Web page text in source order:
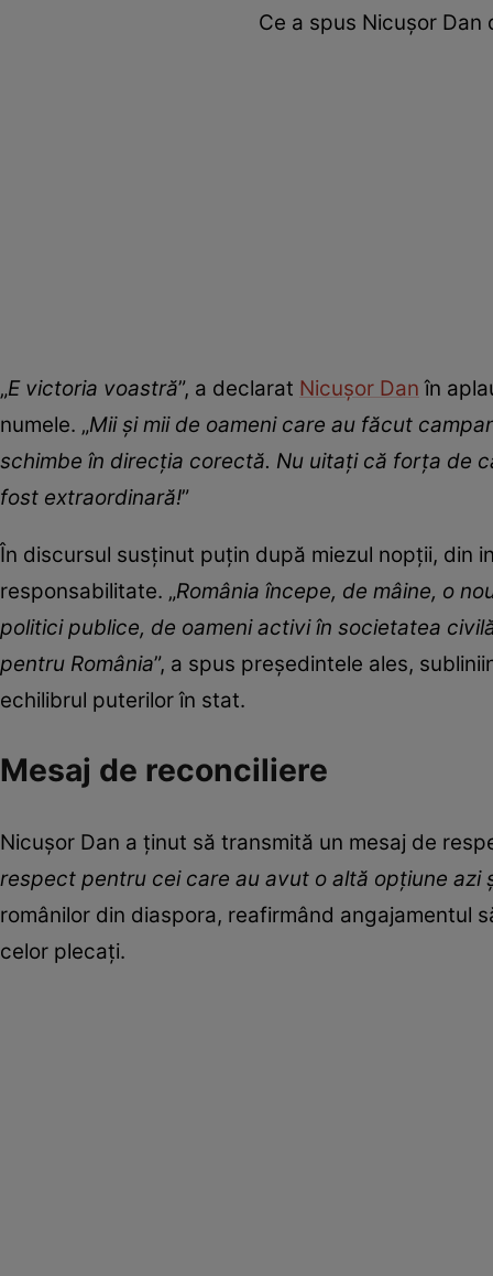
Ce a spus Nicușor
„E victoria voastră”, a declarat Nicușor Dan în
numele. „Mii și mii de oameni care au făcut
schimbe în direcția corectă. Nu uitați că forța de
fost extraordinară!”
În discursul susținut puțin după miezul nopții, din
responsabilitate. „România începe, de mâine, o
politici publice, de oameni activi în societatea
pentru România”, a spus președintele ales,
echilibrul puterilor în stat.
Mesaj de reconciliere
Nicușor Dan a ținut să transmită un mesaj de
respect pentru cei care au avut o altă opțiune azi
românilor din diaspora, reafirmând angajamentul
celor plecați.